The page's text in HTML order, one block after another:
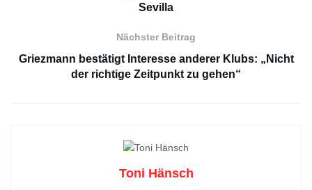
Sevilla
Nächster Beitrag
Griezmann bestätigt Interesse anderer Klubs: „Nicht
der richtige Zeitpunkt zu gehen“
Toni Hänsch